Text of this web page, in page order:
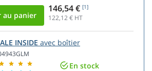
146,54 € [1]
122,12€ HT
INSIDE avec boîtier
En stock